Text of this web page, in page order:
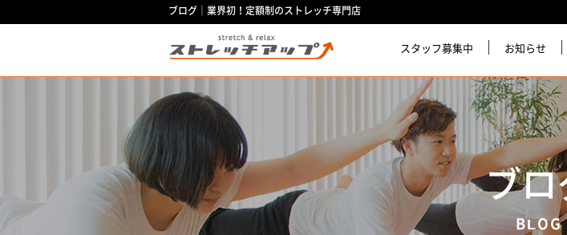
ブログ｜業界初！定額制のストレッチ専門店
スタッフ募集中 お知らせ
ブロ
BLOG